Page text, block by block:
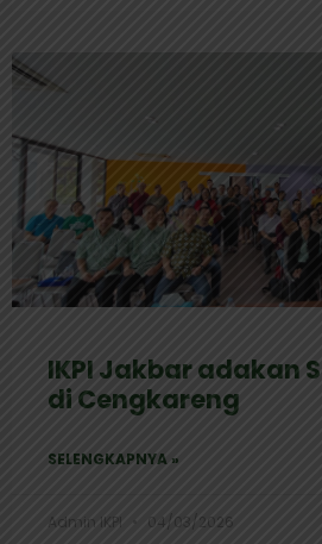
IKPI Jakbar adakan
di Cengkareng
SELENGKAPNYA »
Admin IKPI 04/03/2026